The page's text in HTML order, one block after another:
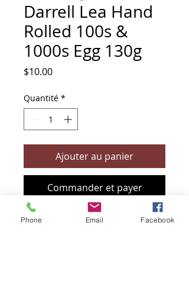
Darrell Lea Hand
Rolled 100s &
1000s Egg 130g
$10.00Prix
Quantité *
Ajouter au panier
Commander et payer
Phone Email Facebook